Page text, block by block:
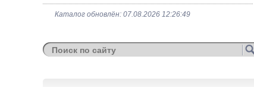
Каталог обновлён: 07.08.2026 12:26:49